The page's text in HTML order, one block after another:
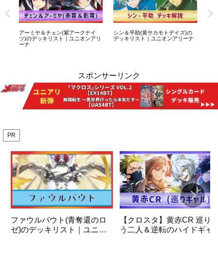
アーミヤ＆チェン(紫アークナイ
ツ)のデッキリスト｜ユニオンアリ
ーナ
シン＆平助(黄サカモトデイズ)の
デッキリスト｜ユニオンアリーナ
スポンサーリンク
PR
ファウルバウト(青奪還のロ
ゼ)のデッキリスト｜ユニオ
【クロスタ】黄赤CR 巡り
う二人＆逆転のハイドギャ